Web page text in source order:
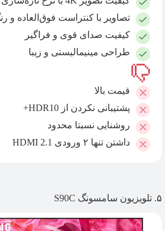
تصاویر با کنتراست فوق‌العاده و
کیفیت صدای قوی و فراگیر
طراحی مینیمالیستی و زیبا
قیمت بالا
پشتیبانی‌ نکردن از HDR10+
روشنایی نسبتا محدود
داشتن تنها ۲ ورودی HDMI 2.1
۵. تلویزیون سامسونگ S90C